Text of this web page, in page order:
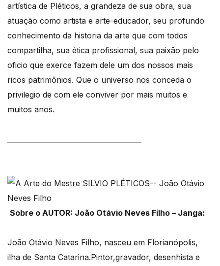
artística de Pléticos, a grandeza de sua obra, sua
atuação como artista e arte-educador, seu profundo
conhecimento da historia da arte que com todos
compartilha, sua ética profissional, sua paixão pelo
oficio que exerce fazem dele um dos nossos mais
ricos patrimônios. Que o universo nos conceda o
privilegio de com ele conviver por mais muitos e
muitos anos.
Sobre o AUTOR: João Otávio Neves Filho – Janga:
João Otávio Neves Filho, nasceu em Florianópolis,
ilha de Santa Catarina.Pintor,gravador, desenhista e